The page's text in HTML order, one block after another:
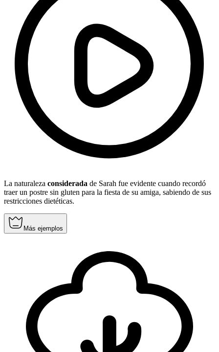
La naturaleza considerada de Sarah fue evidente cuando recordó
traer un postre sin gluten para la fiesta de su amiga, sabiendo de sus
restricciones dietéticas.
Más ejemplos